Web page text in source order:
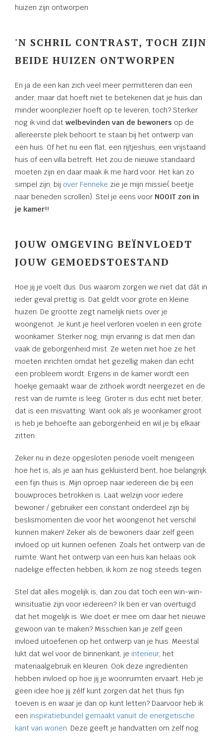
huizen zijn ontworpen
'N SCHRIL CONTRAST, TOCH ZIJN
BEIDE HUIZEN ONTWORPEN
En ja de een kan zich veel meer permitteren dan een
ander, maar dat hoeft niet te betekenen dat je huis dan
minder woonplezier hoeft op te leveren, toch? Sterker
nog ik vind dat welbevinden van de bewoners op de
allereerste plek behoort te staan bij het ontwerp van
een huis. Of het nu een flat, een rijtjeshuis, een vrijstaand
huis of een villa betreft. Het zou de nieuwe standaard
moeten zijn en daar maak ik me hard voor. Het kan zo
simpel zijn, bij over Fenneke zie je mijn missie( beetje
naar beneden scrollen). Stel je eens voor NOOIT zon in
je kamer!!!
JOUW OMGEVING BEÏNVLOEDT
JOUW GEMOEDSTOESTAND
Hoe jij je voelt dus. Dus waarom zorgen we niet dat dát in
ieder geval prettig is. Dat geldt voor grote en kleine
huizen. De grootte zegt namelijk niets over je
woongenot. Je kunt je heel verloren voelen in een grote
woonkamer. Sterker nog, mijn ervaring is dat men dan
vaak de geborgenheid mist. Ze weten niet hoe ze het
moeten inrichten omdat het gezellig maken dan echt
een probleem wordt. Ergens in de kamer wordt een
hoekje gemaakt waar de zithoek wordt neergezet en de
rest van de ruimte is leeg. Groter is dus echt niet beter,
dat is een misvatting. Want ook als je woonkamer groot
is heb je behoefte aan geborgenheid en wil je bij elkaar
zitten.
Zeker nu in deze opgesloten periode voelt menigeen
hoe het is, als je aan huis gekluisterd bent, hoe belangrijk
een fijn thuis is. Mijn oproep naar iedereen die bij een
bouwproces betrokken is. Laat welzijn voor iedere
bewoner / gebruiker een constant onderdeel zijn bij
beslismomenten die voor het woongenot het verschil
kunnen maken! Zeker als de bewoners daar zelf geen
invloed op uit kunnen oefenen. Zoals het ontwerp van de
ruimte. Want het ontwerp van een huis kan helaas ook
nadelige effecten hebben, ik kom ze nog steeds tegen.
Stel dat alles mogelijk is, dan zou dat toch een win-win-
winsituatie zijn voor iedereen? Ik ben er van overtuigd
dat het mogelijk is. Wie doet er mee om daar het nieuwe
gewoon van te maken? Misschien kan je zelf geen
invloed uitoefenen op het ontwerp van je huis. Meestal
lukt dat wel voor de binnenkant, je interieur , het
materiaalgebruik en kleuren. Ook deze ingrediënten
hebben invloed op hoe jij je woonruimten ervaart. Heb je
geen idee hoe jij zélf kunt zorgen dat het thuis fijn
toeven is en waar je dan op kunt letten? Daarvoor heb ik
een inspiratiebundel gemaakt vanuit de energetische
kant van wonen . Deze geeft je handvatten om zelf nog